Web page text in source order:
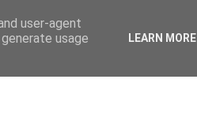
user-agent
usage
LEARN MORE